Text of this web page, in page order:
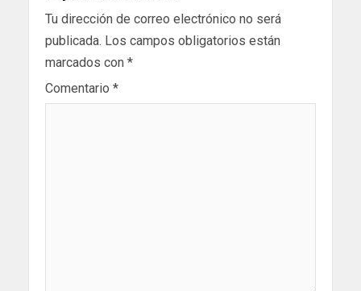
Tu dirección de correo electrónico no será
publicada. Los campos obligatorios están
marcados con *
Comentario *